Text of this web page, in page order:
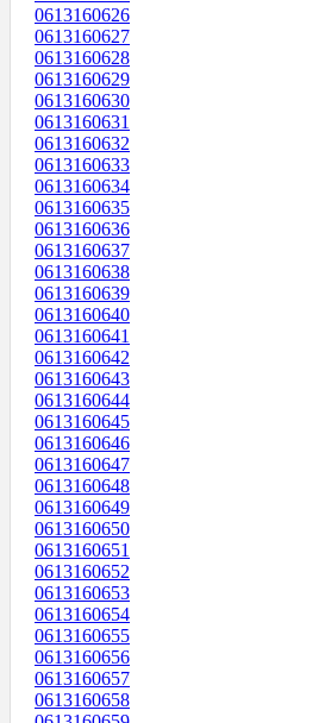
0613160626
0613160627
0613160628
0613160629
0613160630
0613160631
0613160632
0613160633
0613160634
0613160635
0613160636
0613160637
0613160638
0613160639
0613160640
0613160641
0613160642
0613160643
0613160644
0613160645
0613160646
0613160647
0613160648
0613160649
0613160650
0613160651
0613160652
0613160653
0613160654
0613160655
0613160656
0613160657
0613160658